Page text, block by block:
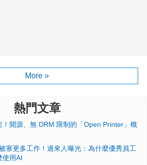
More »
熱門文章
！開源、無 DRM 限制的「Open Printer」概
塞更多工作！過來人曝光：為什麼優秀員工
使用AI